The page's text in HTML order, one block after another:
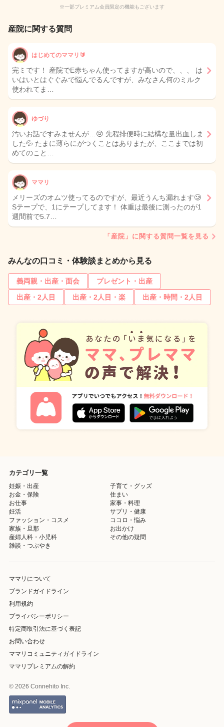
※一部プレミアム会員限定の機能もございます
産院に関する質問
はじめてのママリ🔰
完ミです！ 産院でE赤ちゃん使ってますが高いので、、、 は
いはいとはぐぐみで悩んでるんですが、みなさん何のミルク
使われてま…
ゆづり
汚いお話ですみませんが…😢 先程排便時に結構な量出血しま
した💦 たまに薄らにがつくことはありまたが、ここまでは初
めてのこと…
ママリ
メリーズのオムツ使ってるのですが、最近うんち漏れます🥲
Sテープで、1にテープしてます！ 体重は最後に測ったのが1
週間前で5.7…
「産院」に関する質問一覧を見る
みんなの口コミ・体験談まとめから見る
義両親・出産・面会
プレゼント・出産
出産・2人目
出産・2人目・楽 出産・時間・2人目
カテゴリ一覧
妊娠・出産
子育て・グッズ
お金・保険
住まい
お仕事
家事・料理
妊活
サプリ・健康
ファッション・コスメ
ココロ・悩み
家族・旦那
お出かけ
産婦人科・小児科
その他の疑問
雑談・つぶやき
ママリについて
ブランドガイドライン
利用規約
プライバシーポリシー
特定商取引法に基づく表記
お問い合わせ
ママリコミュニティガイドライン
ママリプレミアムの解約
© 2026 Connehito Inc.